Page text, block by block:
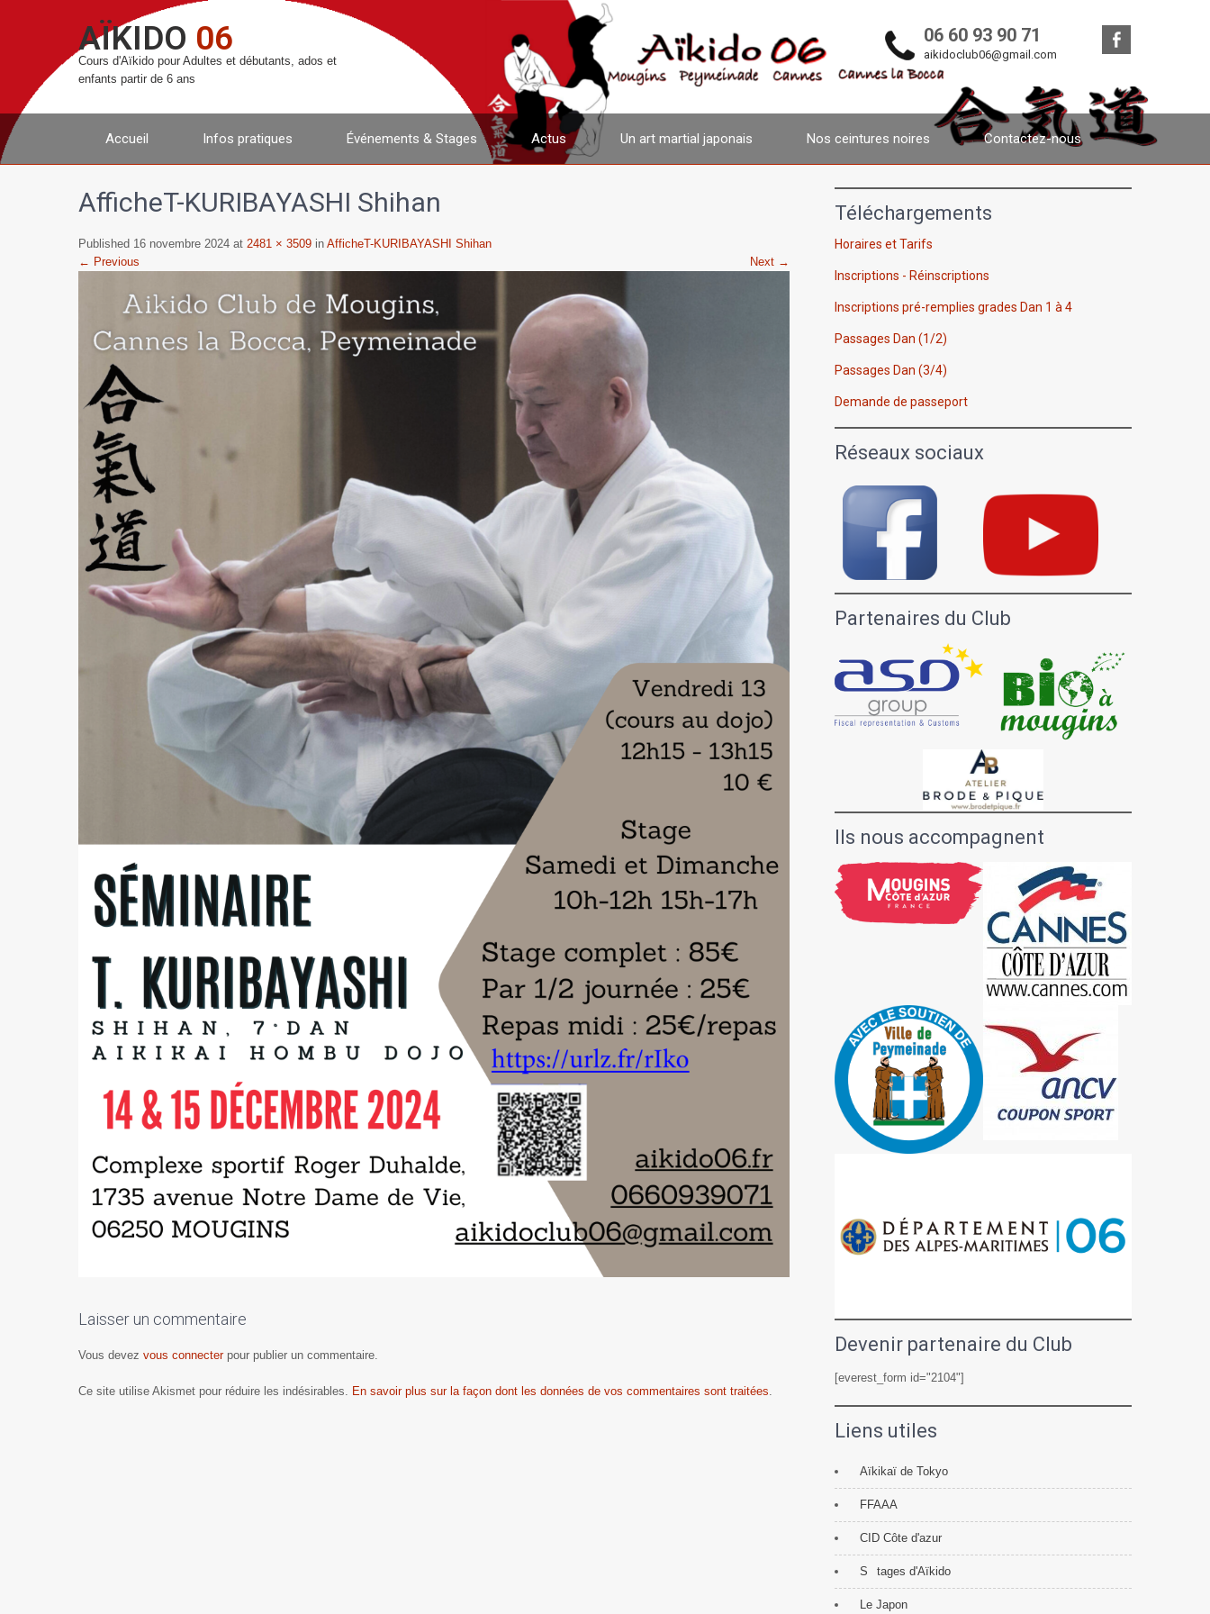
AÏKIDO 06
Cours d'Aïkido pour Adultes et débutants, ados et
enfants partir de 6 ans
06 60 93 90 71
aikidoclub06@gmail.com
Accueil Infos pratiques Événements & Stages Actus Un art martial japonais Nos ceintures noires Contactez-nous
AfficheT-KURIBAYASHI Shihan
Published 16 novembre 2024 at 2481 × 3509 in AfficheT-KURIBAYASHI Shihan
← Previous
Next →
Laisser un commentaire
Vous devez vous connecterpour publier un commentaire.
Ce site utilise Akismet pour réduire les indésirables. En savoir plus sur la façon dont les données de vos commentaires sont traitées.
Téléchargements
Horaires et Tarifs
Inscriptions - Réinscriptions
Inscriptions pré-remplies grades Dan 1 à 4
Passages Dan (1/2)
Passages Dan (3/4)
Demande de passeport
Réseaux sociaux
Partenaires du Club
Ils nous accompagnent
Devenir partenaire du Club
[everest_form id="2104"]
Liens utiles
Aïkikaï de Tokyo
FFAAA
CID Côte d'azur
S tages d'Aïkido
Le Japon